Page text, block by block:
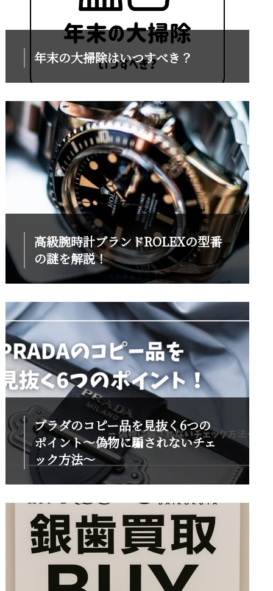
年末の大掃除はいつすべき？
高級腕時計ブランドROLEXの型番
の謎を解説！
プラダのコピー品を見抜く6つの
ポイント～偽物に騙されないチェ
ック方法～